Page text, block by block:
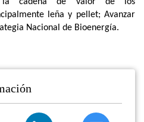
leña y pellet; Avanzar
Nacional de Bioenergía.